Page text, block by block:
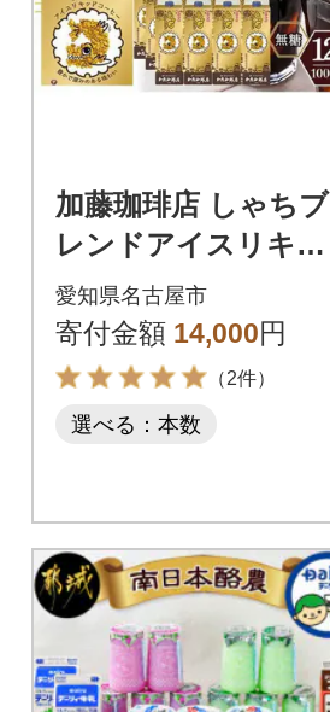
加藤珈琲店 しゃちブ
レンドアイスリキッ
ドコーヒー 1000ml×1
2本
愛知県名古屋市
寄付金額 14,000円
（2件）
選べる：本数